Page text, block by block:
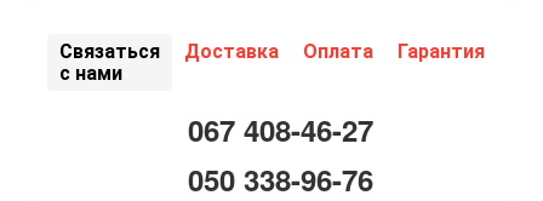
Связаться
с нами
Доставка Оплата Гарантия
067 408-46-27
050 338-96-76